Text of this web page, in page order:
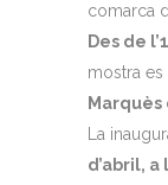
comarca
Des de
mostra es
La
d’abril, a